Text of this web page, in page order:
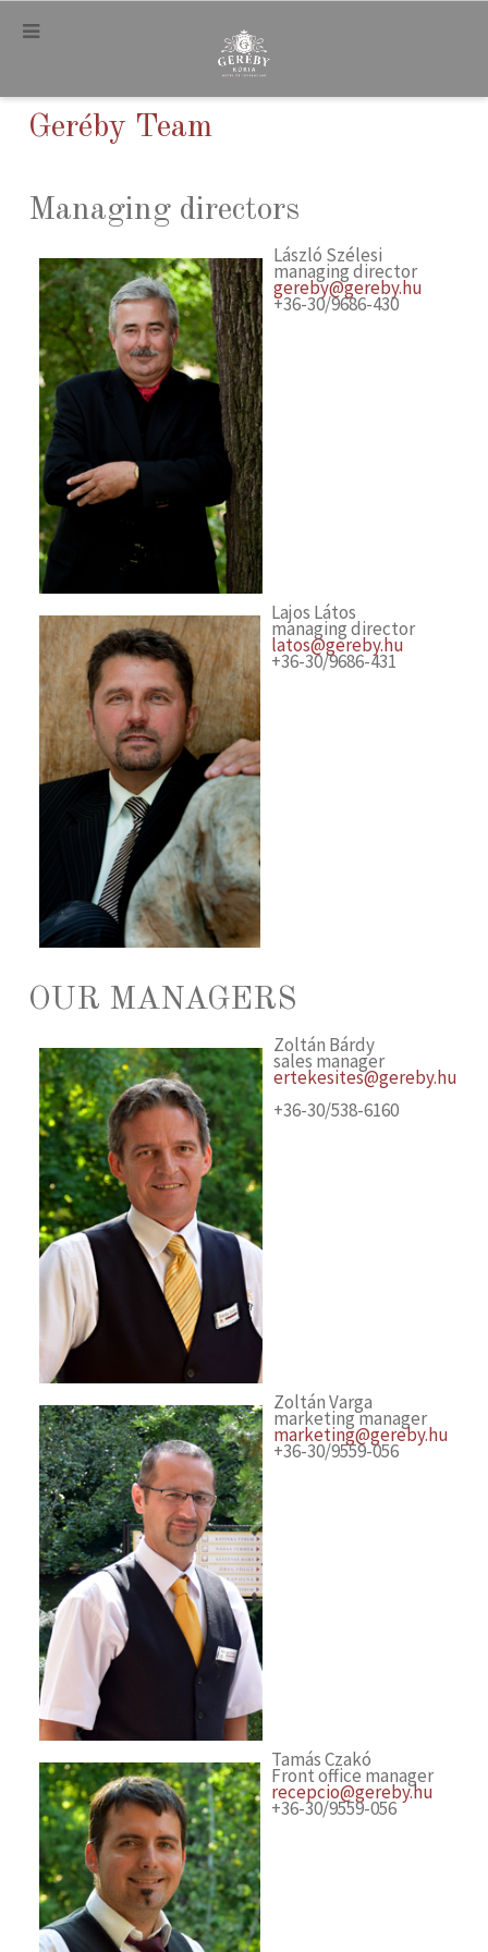
.
Geréby Team
Managing directors
László Szélesi
managing director
gereby@gereby.hu
+36-30/9686-430
Lajos Látos
managing director
latos@gereby.hu
+36-30/9686-431
OUR MANAGERS
Zoltán Bárdy
sales manager
ertekesites@gereby.hu
+36-30/538-6160
Zoltán Varga
marketing manager
marketing@gereby.hu
+36-30/9559-056
Tamás Czakó
Front office manager
recepcio@gereby.hu
+36-30/9559-056